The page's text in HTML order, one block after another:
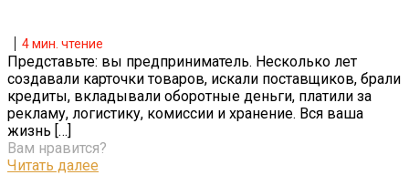
4мин. чтение
Представьте: вы предприниматель. Несколько лет
создавали карточки товаров, искали поставщиков, брали
кредиты, вкладывали оборотные деньги, платили за
рекламу, логистику, комиссии и хранение. Вся ваша
жизнь […]
Вам нравится?
Читать далее